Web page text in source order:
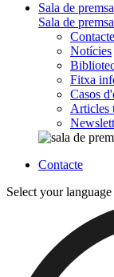
Sala de premsa
Sala de premsa
Notícies
Fitxa
Casos
Articles
Contacte
Select your language